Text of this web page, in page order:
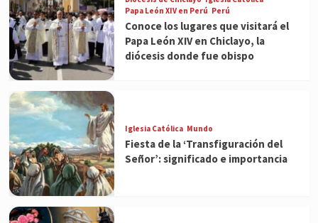
Papa León XIV en Perú Perú
Conoce los lugares que visitará el
Papa León XIV en Chiclayo, la
diócesis donde fue obispo
Iglesia Católica Mundo
Fiesta de la ‘Transfiguración del
Señor’: significado e importancia